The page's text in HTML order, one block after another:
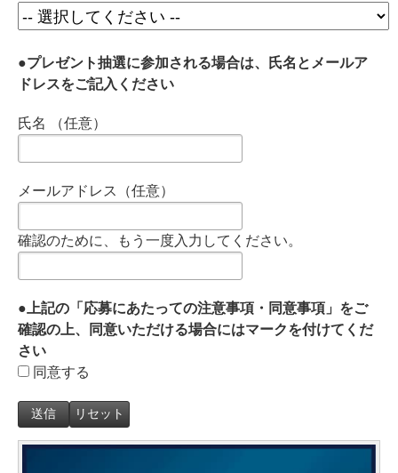
●プレゼント抽選に参加される場合は、氏名とメールア
ドレスをご記入ください
氏名 （任意）
メールアドレス（任意）
確認のために、もう一度入力してください。
●上記の「応募にあたっての注意事項・同意事項」をご
確認の上、同意いただける場合にはマークを付けてくだ
さい
同意する